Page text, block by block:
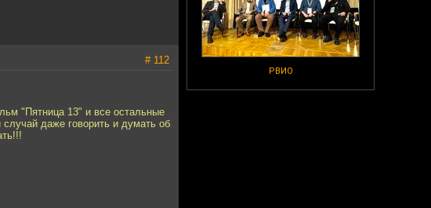
РВИО
# 112
"Пятница 13" и все остальные
даже говорить и думать об